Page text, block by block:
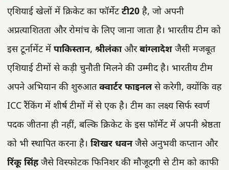
एशियाई खेलों में क्रिकेट का फॉर्मेटटी20 है, जो अपनी
अप्रत्याशितता और रोमांच के लिए जाना जाता है। भारतीय टीम को
इस टूर्नामेंट में पाकिस्तान, श्रीलंकाऔरबांग्लादेश जैसी मजबूत
एशियाई टीमों से कड़ी चुनौती मिलने की उम्मीद है। भारतीय टीम
अपने अभियान की शुरुआतक्वार्टर फाइनलसे करेगी, क्योंकि वह
ICC रैंकिंग में शीर्ष टीमों में से एक है। टीम का लक्ष्य सिर्फ स्वर्ण
पदक जीतना ही नहीं, बल्कि क्रिकेट के इस फॉर्मेट में अपनी श्रेष्ठता
को भी स्थापित करना है। शिखर धवनजैसे अनुभवी कप्तान और
रिंकू सिंहजैसे विस्फोटक फिनिशर की मौजूदगी से टीम को काफी